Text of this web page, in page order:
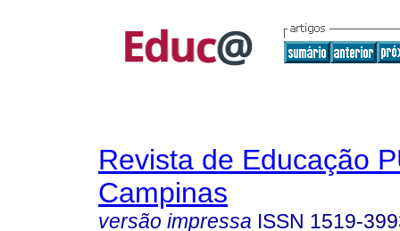
Revista de Educação
Campinas
versão impressa ISSN 1519-